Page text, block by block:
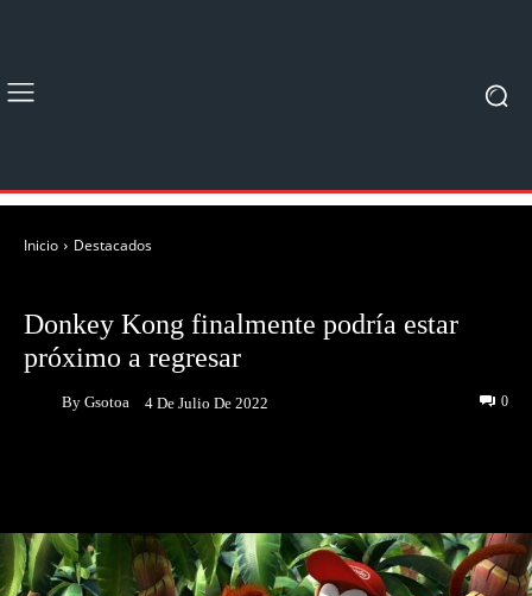
Inicio Destacados
Donkey Kong finalmente podría estar
próximo a regresar
By Gsotoa 4 De Julio De 2022 0